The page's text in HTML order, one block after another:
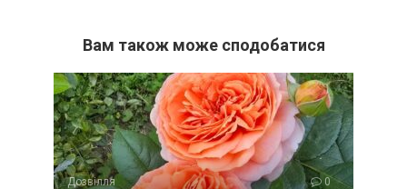
Вам також може сподобатися
Дозвілля 0